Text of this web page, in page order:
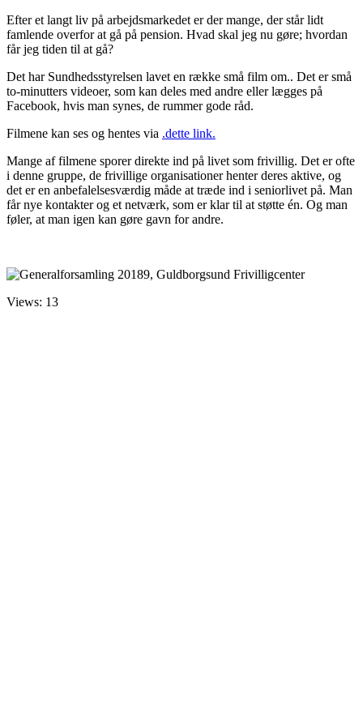
Efter et langt liv på arbejdsmarkedet er der mange, der står lidt
famlende overfor at gå på pension. Hvad skal jeg nu gøre; hvordan
får jeg tiden til at gå?
Det har Sundhedsstyrelsen lavet en række små film om.. Det er små
to-minutters videoer, som kan deles med andre eller lægges på
Facebook, hvis man synes, de rummer gode råd.
Filmene kan ses og hentes via .dette link.
Mange af filmene sporer direkte ind på livet som frivillig. Det er ofte
i denne gruppe, de frivillige organisationer henter deres aktive, og
det er en anbefalelsesværdig måde at træde ind i seniorlivet på. Man
får nye kontakter og et netværk, som er klar til at støtte én. Og man
føler, at man igen kan gøre gavn for andre.
Views: 13